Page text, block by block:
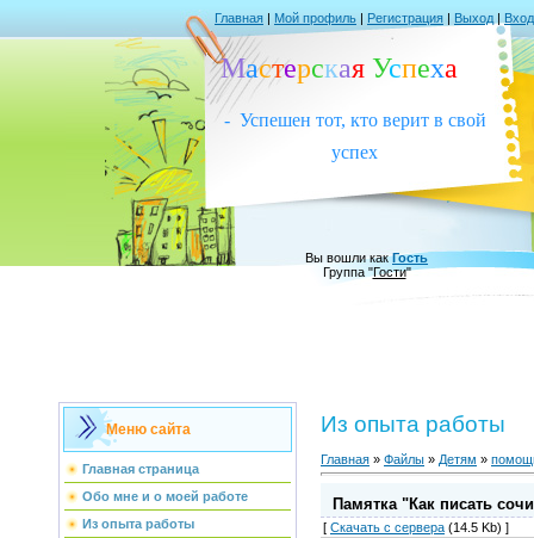
Главная | Мой профиль | Регистрация | Выход | Вход
Мастерская Успеха
- Успешен тот, кто верит в свой
успех
Вы вошли как Гость
Группа"Гости"
Меню сайта
Главная страница
Обо мне и о моей работе
Из опыта работы
Из опыта работы
Главная » Файлы » Детям »
Памятка "Как писать
[ Скачать с сервера (14.5 Kb) ]